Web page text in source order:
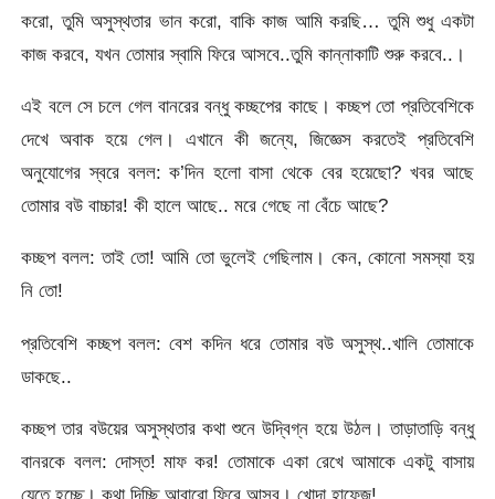
করো, তুমি অসুস্থতার ভান করো, বাকি কাজ আমি করছি… তুমি শুধু একটা
কাজ করবে, যখন তোমার স্বামি ফিরে আসবে..তুমি কান্নাকাটি শুরু করবে..।
এই বলে সে চলে গেল বানরের বন্ধু কচ্ছপের কাছে। কচ্ছপ তো প্রতিবেশিকে
দেখে অবাক হয়ে গেল। এখানে কী জন্যে, জিজ্ঞেস করতেই প্রতিবেশি
অনুযোগের স্বরে বলল: ক’দিন হলো বাসা থেকে বের হয়েছো? খবর আছে
তোমার বউ বাচ্চার! কী হালে আছে.. মরে গেছে না বেঁচে আছে?
কচ্ছপ বলল: তাই তো! আমি তো ভুলেই গেছিলাম। কেন, কোনো সমস্যা হয়
নি তো!
প্রতিবেশি কচ্ছপ বলল: বেশ কদিন ধরে তোমার বউ অসুস্থ..খালি তোমাকে
ডাকছে..
কচ্ছপ তার বউয়ের অসুস্থতার কথা শুনে উদ্বিগ্ন হয়ে উঠল। তাড়াতাড়ি বন্ধু
বানরকে বলল: দোস্ত! মাফ কর! তোমাকে একা রেখে আমাকে একটু বাসায়